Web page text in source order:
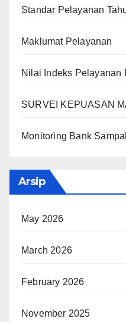
Standar Pelayanan
Maklumat Pelayanan
Nilai Indeks Pelayanan
SURVEI KEPUASAN
Monitoring Bank
Arsip
May 2026
March 2026
February 2026
November 2025